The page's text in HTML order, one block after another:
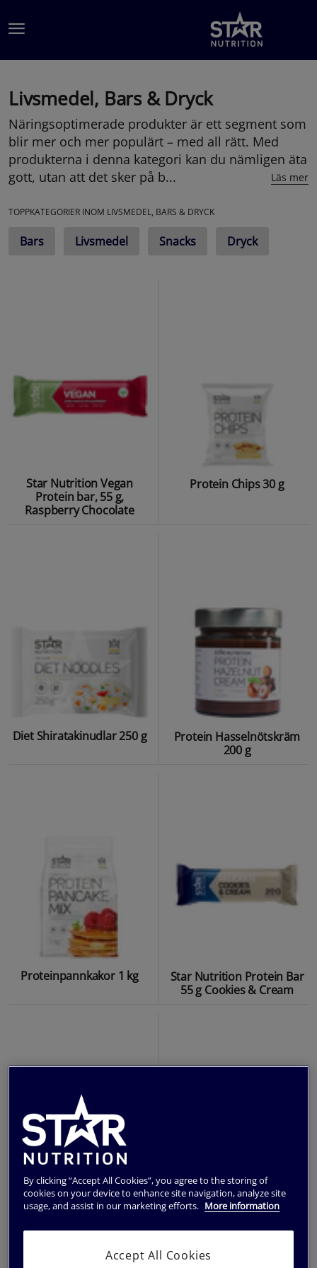
Livsmedel, Bars & Dryck
Näringsoptimerade produkter är ett segment som
blir mer och mer populärt – med all rätt. Med
produkterna i denna kategori kan du nämligen äta
gott, utan att det sker på b...
Läs mer
TOPPKATEGORIER INOM LIVSMEDEL, BARS & DRYCK
Bars Livsmedel Snacks Dryck
Star Nutrition Vegan
Protein bar, 55 g,
Raspberry Chocolate
Protein Chips 30 g
Diet Shiratakinudlar 250 g
Protein Hasselnötskräm
200 g
Proteinpannkakor 1 kg
Star Nutrition Protein Bar
55 g Cookies & Cream
Proteingröt Glutenfri 840 g Proteinbar 55 g
By clicking “Accept All Cookies”, you agree to the storing of
cookies on your device to enhance site navigation, analyze site
usage, and assist in our marketing efforts. More information
Accept All Cookies